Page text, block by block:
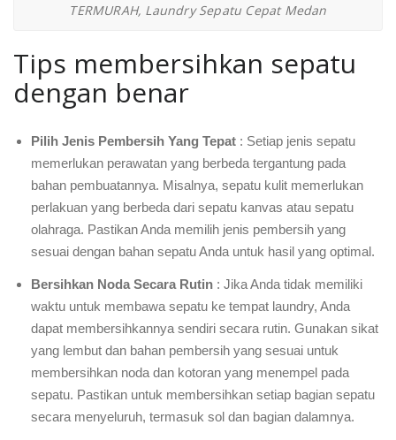
TERMURAH, Laundry Sepatu Cepat Medan
Tips membersihkan sepatu
dengan benar
Pilih Jenis Pembersih Yang Tepat : Setiap jenis sepatu
memerlukan perawatan yang berbeda tergantung pada
bahan pembuatannya. Misalnya, sepatu kulit memerlukan
perlakuan yang berbeda dari sepatu kanvas atau sepatu
olahraga. Pastikan Anda memilih jenis pembersih yang
sesuai dengan bahan sepatu Anda untuk hasil yang optimal.
Bersihkan Noda Secara Rutin : Jika Anda tidak memiliki
waktu untuk membawa sepatu ke tempat laundry, Anda
dapat membersihkannya sendiri secara rutin. Gunakan sikat
yang lembut dan bahan pembersih yang sesuai untuk
membersihkan noda dan kotoran yang menempel pada
sepatu. Pastikan untuk membersihkan setiap bagian sepatu
secara menyeluruh, termasuk sol dan bagian dalamnya.